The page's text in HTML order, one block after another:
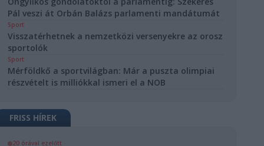
Pál veszi át Orbán Balázs parlamenti mandátumát
Sport
Visszatérhetnek a nemzetközi versenyekre az orosz
sportolók
Sport
Mérföldkő a sportvilágban: Már a puszta olimpiai
részvételt is milliókkal ismeri el a NOB
FRISS HÍREK
20 órával ezelőtt